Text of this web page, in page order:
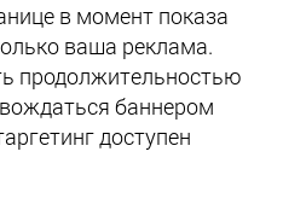
в момент показа
ваша реклама.
продолжительностью
баннером
доступен